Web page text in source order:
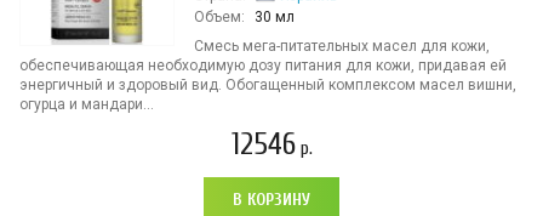
Объем:
30 мл
Смесь мега-питательных масел для кожи,
обеспечивающая необходимую дозу питания для кожи, придавая ей
энергичный и здоровый вид. Обогащенный комплексом масел вишни,
огурца и мандари...
12546р.
В КОРЗИНУ